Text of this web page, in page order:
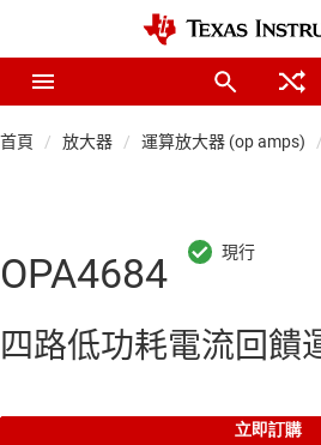
首頁 放大器 運算放大器 (op amps)
OPA4684
四路低功耗電流回饋
立即訂購